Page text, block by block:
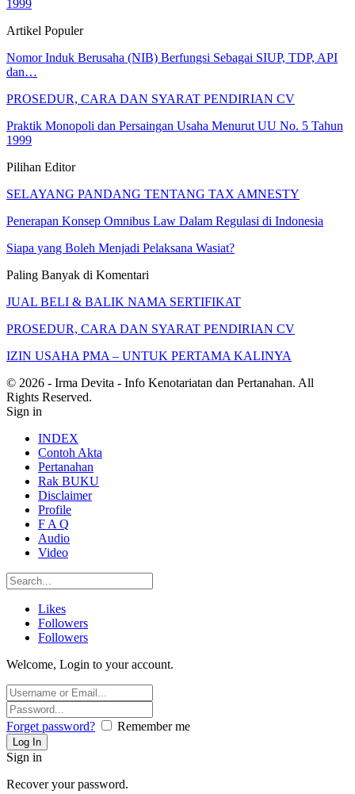
1999
Artikel Populer
Nomor Induk Berusaha (NIB) Berfungsi Sebagai SIUP, TDP, API
dan…
PROSEDUR, CARA DAN SYARAT PENDIRIAN CV
Praktik Monopoli dan Persaingan Usaha Menurut UU No. 5 Tahun
1999
Pilihan Editor
SELAYANG PANDANG TENTANG TAX AMNESTY
Penerapan Konsep Omnibus Law Dalam Regulasi di Indonesia
Siapa yang Boleh Menjadi Pelaksana Wasiat?
Paling Banyak di Komentari
JUAL BELI & BALIK NAMA SERTIFIKAT
PROSEDUR, CARA DAN SYARAT PENDIRIAN CV
IZIN USAHA PMA – UNTUK PERTAMA KALINYA
© 2026 - Irma Devita - Info Kenotariatan dan Pertanahan. All
Rights Reserved.
Sign in
INDEX
Contoh Akta
Pertanahan
Rak BUKU
Disclaimer
Profile
F A Q
Audio
Video
Likes
Followers
Followers
Welcome, Login to your account.
Forget password? Remember me
Sign in
Recover your password.